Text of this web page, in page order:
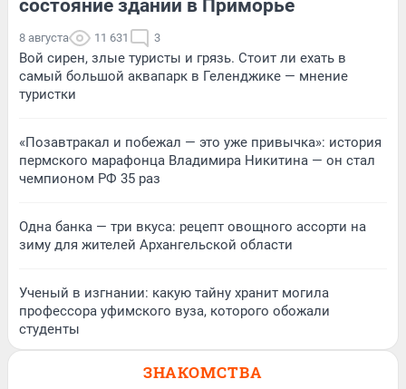
состояние зданий в Приморье
8 августа 11 631 3
Вой сирен, злые туристы и грязь. Стоит ли ехать в
самый большой аквапарк в Геленджике — мнение
туристки
«Позавтракал и побежал — это уже привычка»: история
пермского марафонца Владимира Никитина — он стал
чемпионом РФ 35 раз
Одна банка — три вкуса: рецепт овощного ассорти на
зиму для жителей Архангельской области
Ученый в изгнании: какую тайну хранит могила
профессора уфимского вуза, которого обожали
студенты
ЗНАКОМСТВА